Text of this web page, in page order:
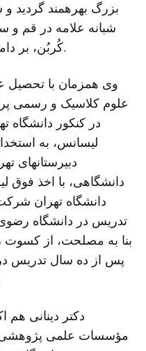
بزرگ بهره‏مند
شبانه علامه در قم و
کُربُن، بر دامنه دانش و بینش خویش افزود.
وی همزمان با تحصیل
علوم کلاسیک و رسمی
در کنکور
لیسانس، به
دبیرستان‏های
دانشگاهی، با اخذ فوق
دانشگاه تهران
تدریس در دانشگاه
بنا به مصلحت، از کسوت
پس از ده سال تدریس
دکتر دینانی هم
مؤسسات علمی پژوهشی